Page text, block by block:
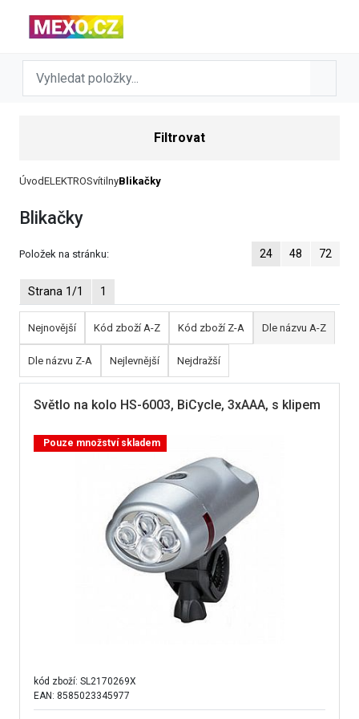
Filtrovat
ÚvodELEKTROSvítilnyBlikačky
Blikačky
Položek na stránku: 24 48 72
Strana 1/1 1
Nejnovější Kód zboží A-Z Kód zboží Z-A Dle názvu A-Z
Dle názvu Z-A Nejlevnější Nejdražší
Světlo na kolo HS-6003, BiCycle, 3xAAA, s klipem
Pouze množství skladem
kód zboží: SL2170269X
EAN: 8585023345977